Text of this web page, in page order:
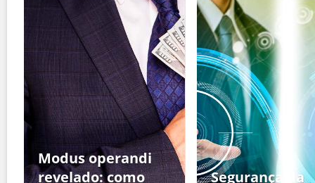
Modus operandi
revelado: como
Segurança da